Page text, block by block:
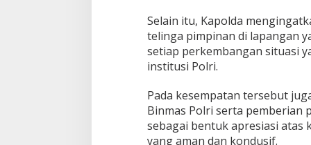
e
n
g
n
a
s
y
a
r
Selain itu, Kapolda
telinga pimpinan di lapangan
setiap perkembangan situasi
institusi Polri.
Pada kesempatan tersebut
Binmas Polri serta pemberian
sebagai bentuk apresiasi atas
yang aman dan kondusif.